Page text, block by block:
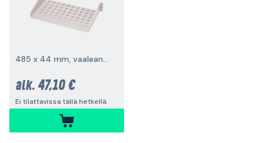
485 x 44 mm, vaaleanharmaa
alk. 47,10 €
Ei tilattavissa tällä hetkellä